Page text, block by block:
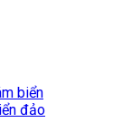
biển
đảo